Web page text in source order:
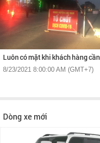
Luôn có mặt khi khách hàng cần
8/23/2021 8:00:00 AM (GMT+7)
Dòng xe mới